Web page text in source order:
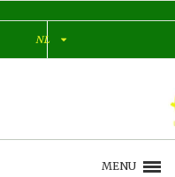
NL
MENU